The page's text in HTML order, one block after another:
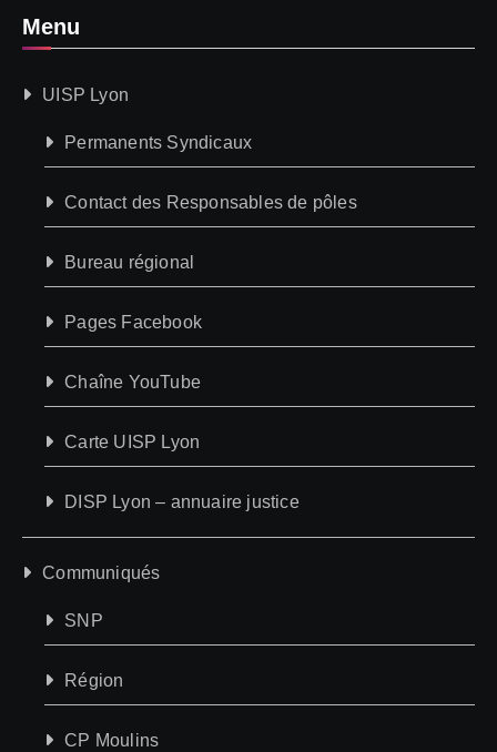
Menu
UISP Lyon
Permanents Syndicaux
Contact des Responsables de pôles
Bureau régional
Pages Facebook
Chaîne YouTube
Carte UISP Lyon
DISP Lyon – annuaire justice
Communiqués
SNP
Région
CP Moulins